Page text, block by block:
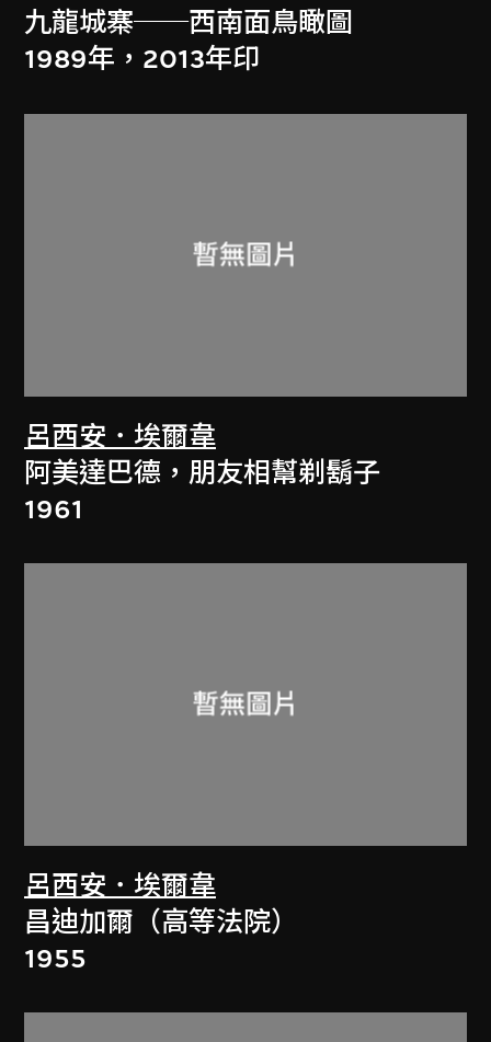
九龍城寨──西南面鳥瞰圖
1989年，2013年印
呂西安．埃爾韋
阿美達巴德，朋友相幫剃鬍子
1961
呂西安．埃爾韋
昌迪加爾（高等法院）
1955